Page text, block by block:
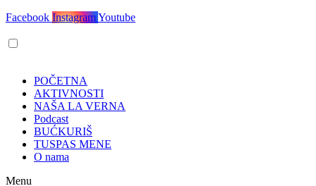
Facebook InstagramYoutube
POČETNA
AKTIVNOSTI
NAŠA LA VERNA
Podcast
BUĆKURIŠ
TUSPAS MENE
O nama
Menu